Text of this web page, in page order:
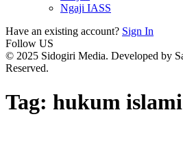
Ngaji IASS
Have an existing account? Sign In
Follow US
© 2025 Sidogiri Media. Developed by
Reserved.
Tag: hukum islami